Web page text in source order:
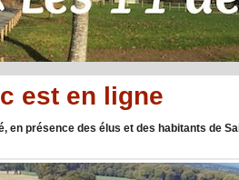
est en ligne
en présence des élus et des habitants de